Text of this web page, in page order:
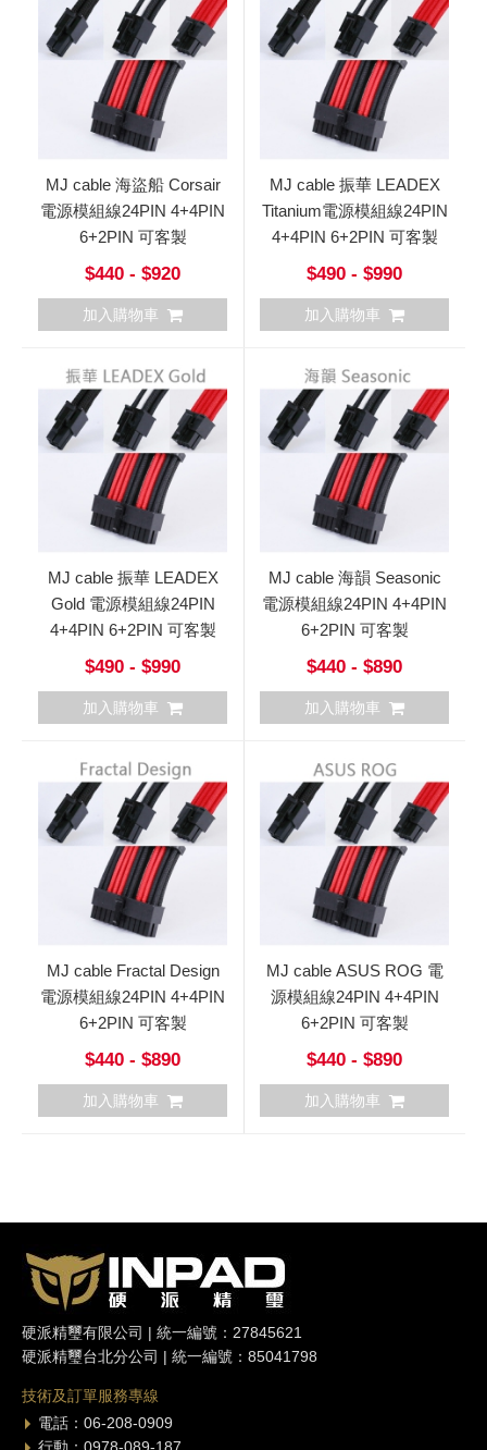
MJ cable 海盜船 Corsair
電源模組線24PIN 4+4PIN
6+2PIN 可客製
$440 - $920
加入購物車
MJ cable 振華 LEADEX
Titanium電源模組線24PIN
4+4PIN 6+2PIN 可客製
$490 - $990
加入購物車
MJ cable 振華 LEADEX
Gold 電源模組線24PIN
4+4PIN 6+2PIN 可客製
$490 - $990
加入購物車
MJ cable 海韻 Seasonic
電源模組線24PIN 4+4PIN
6+2PIN 可客製
$440 - $890
加入購物車
MJ cable Fractal Design
電源模組線24PIN 4+4PIN
6+2PIN 可客製
$440 - $890
加入購物車
MJ cable ASUS ROG 電
源模組線24PIN 4+4PIN
6+2PIN 可客製
$440 - $890
加入購物車
硬派精璽有限公司 | 統一編號：27845621
硬派精璽台北分公司 | 統一編號：85041798
技術及訂單服務專線
電話：06-208-0909